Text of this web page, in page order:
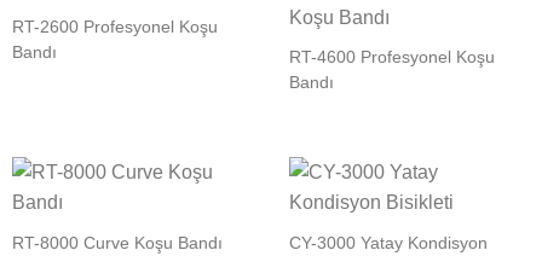
RT-2600 Profesyonel Koşu
Bandı
RT-4600 Profesyonel Koşu
Bandı
RT-8000 Curve Koşu Bandı
CY-3000 Yatay Kondisyon